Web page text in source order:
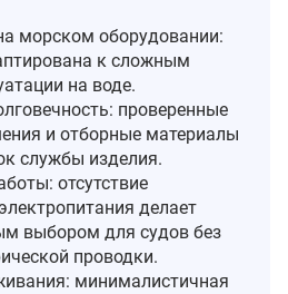
морском оборудовании:
к сложным
на воде.
проверенные
и отборные материалы
службы изделия.
отсутствие
делает
выбором для судов без
проводки.
минималистичная